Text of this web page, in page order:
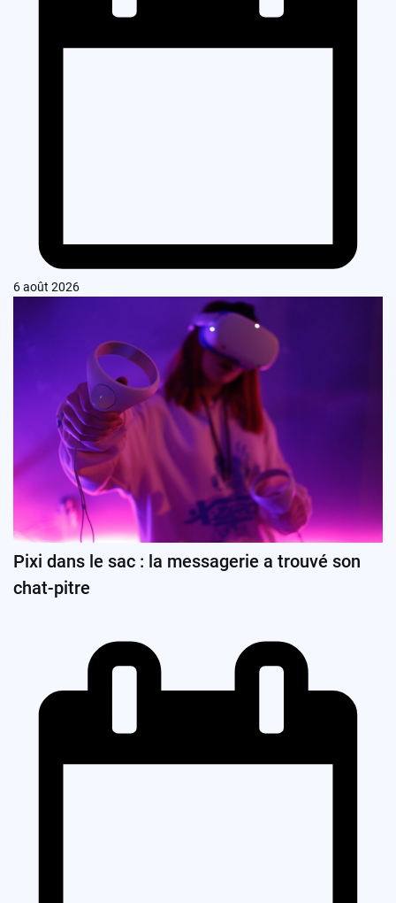
6 août 2026
Pixi dans le sac : la messagerie a trouvé son
chat-pitre